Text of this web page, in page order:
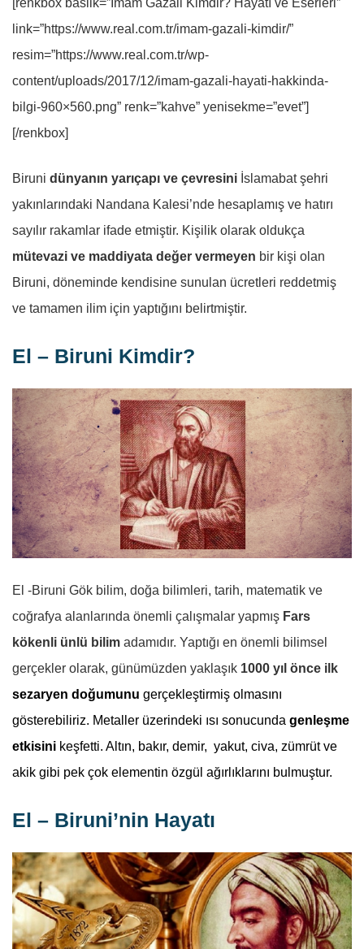
[renkbox baslik=”İmam Gazali Kimdir? Hayatı ve Eserleri”
link=”https://www.real.com.tr/imam-gazali-kimdir/”
resim=”https://www.real.com.tr/wp-
content/uploads/2017/12/imam-gazali-hayati-hakkinda-
bilgi-960×560.png” renk=”kahve” yenisekme=”evet”]
[/renkbox]
Biruni dünyanın yarıçapı ve çevresini İslamabat şehri
yakınlarındaki Nandana Kalesi’nde hesaplamış ve hatırı
sayılır rakamlar ifade etmiştir. Kişilik olarak oldukça
mütevazi ve maddiyata değer vermeyen bir kişi olan
Biruni, döneminde kendisine sunulan ücretleri reddetmiş
ve tamamen ilim için yaptığını belirtmiştir.
El – Biruni Kimdir?
El -Biruni Gök bilim, doğa bilimleri, tarih, matematik ve
coğrafya alanlarında önemli çalışmalar yapmış Fars
kökenli ünlü bilim adamıdır. Yaptığı en önemli bilimsel
gerçekler olarak, günümüzden yaklaşık 1000 yıl önce ilk
sezaryen doğumunu gerçekleştirmiş olmasını
gösterebiliriz. Metaller üzerindeki ısı sonucunda genleşme
etkisini keşfetti. Altın, bakır, demir, yakut, civa, zümrüt ve
akik gibi pek çok elementin özgül ağırlıklarını bulmuştur.
El – Biruni’nin Hayatı